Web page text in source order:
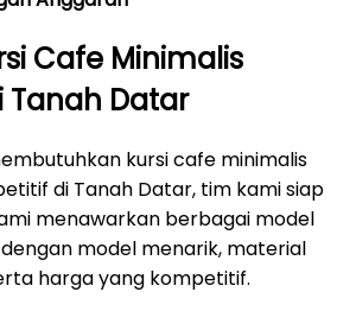
Cafe Minimalis
Tanah Datar
kursi cafe minimalis
di Tanah Datar, tim kami siap
menawarkan berbagai model
model menarik, material
harga yang kompetitif.